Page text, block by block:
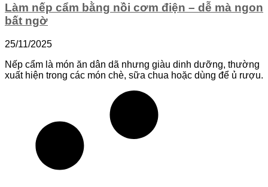
Làm nếp cẩm bằng nồi cơm điện – dễ mà ngon
bất ngờ
25/11/2025
Nếp cẩm là món ăn dân dã nhưng giàu dinh dưỡng, thường
xuất hiện trong các món chè, sữa chua hoặc dùng để ủ rượu.